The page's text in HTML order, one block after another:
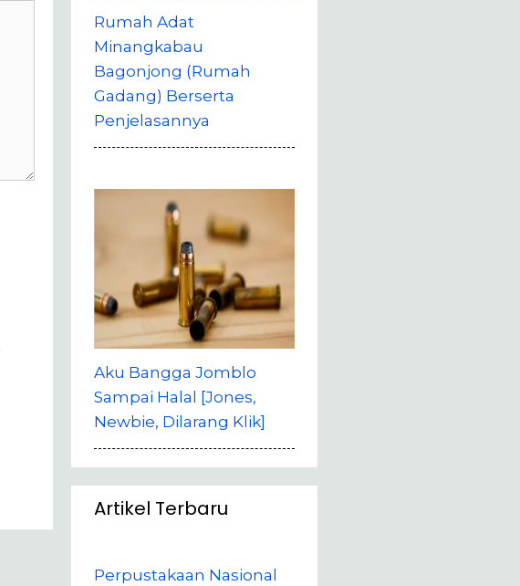
Rumah Adat
Minangkabau
Bagonjong (Rumah
Gadang) Berserta
Penjelasannya
Aku Bangga Jomblo
Sampai Halal [Jones,
Newbie, Dilarang Klik]
Artikel Terbaru
Perpustakaan Nasional